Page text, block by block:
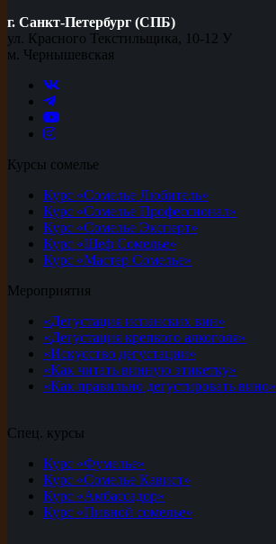
г. Санкт-Петербург (СПБ)
ул. Красного Текстильщика, 10-12 У
м. Чернышевская
Курсы сомелье
Курс «Сомелье Любитель»
Курс «Сомелье Профессионал»
Курс «Сомелье Эксперт»
Курс «Шеф Сомелье»
Курс «Мастер Сомелье»
Мероприятия
«Дегустация испанских вин»
«Дегустация крепкого алкоголя»
«Искусство дегустации»
«Как читать винную этикетку»
«Как правильно дегустировать вино»
Спец. курсы
Курс «Фумелье»
Курс «Сомелье Кавист»
Курс «Амбассадор»
Курс «Пивной сомелье»